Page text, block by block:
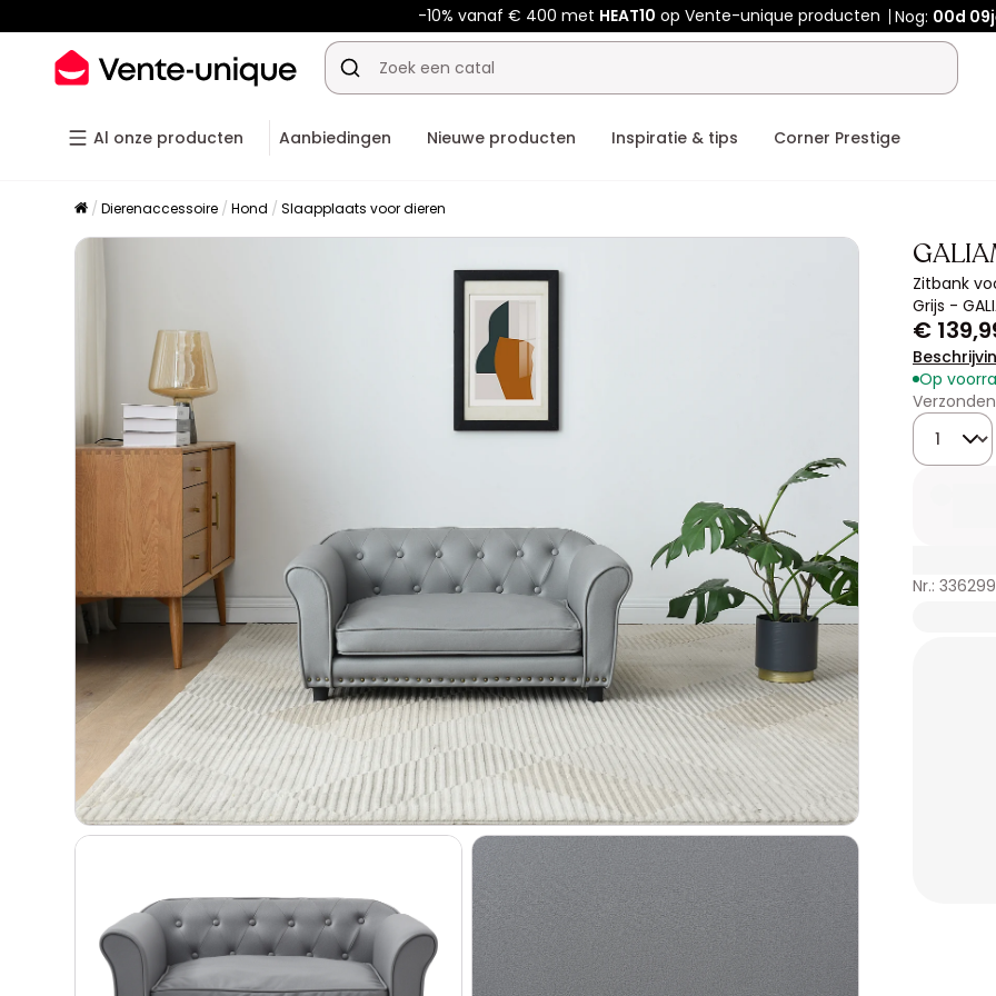
-10% vanaf € 400 met HEAT10 op Vente-unique producten Nog: 00d
Al onze producten Aanbiedingen Nieuwe producten Inspiratie & tips Corner Prestige
Dierenaccessoire Hond Slaapplaats voor dieren
Zitbank
Grijs -
€
Op
Nr.: